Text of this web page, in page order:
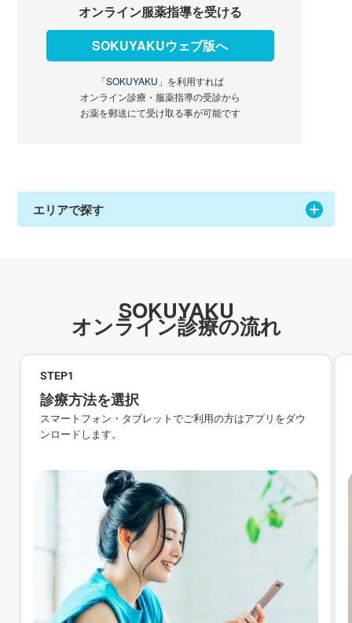
オンライン服薬指導を受ける
SOKUYAKUウェブ版へ
「SOKUYAKU」 を利用すれば
オンライン診療・服薬指導の受診から
お薬を郵送にて受け取る事が可能です
エリアで探す
SOKUYAKU
オンライン診療の流れ
STEP1
診療方法を選択
スマートフォン・タブレットでご利用の方はアプリをダウ
ンロードします。